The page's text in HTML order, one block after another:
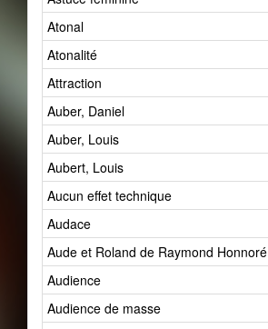
Atonal
Atonalité
Attraction
Auber, Daniel
Auber, Louis
Aubert, Louis
Aucun effet technique
Audace
Aude et Roland de Raymond Honnoré
Audience
Audience de masse